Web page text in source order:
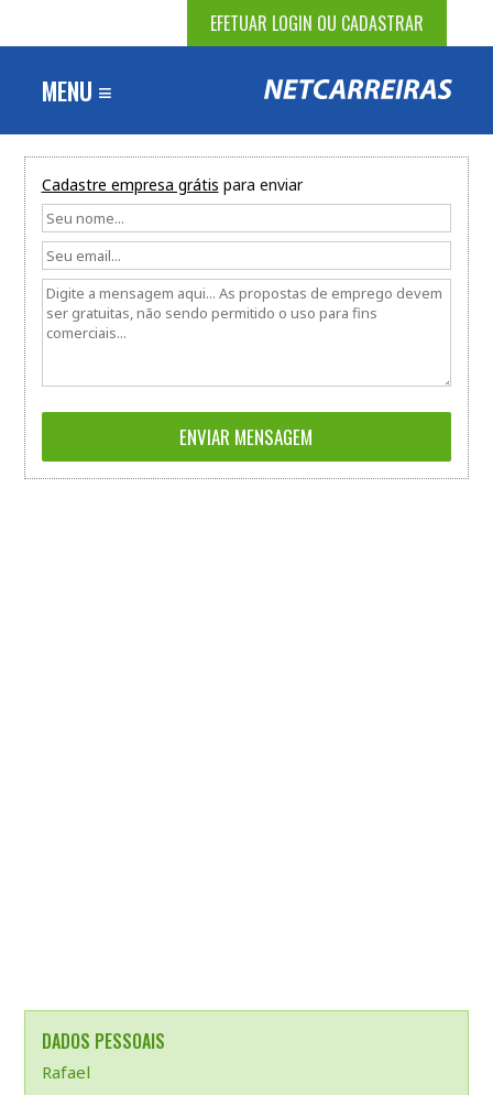
EFETUAR LOGIN OU CADASTRAR
MENU ≡
Cadastre empresa grátis para enviar
DADOS PESSOAIS
Rafael